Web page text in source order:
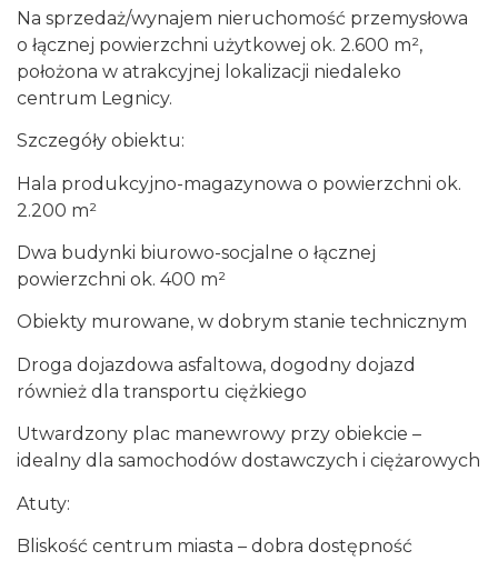
Na sprzedaż/wynajem nieruchomość przemysłowa
o łącznej powierzchni użytkowej ok. 2.600 m²,
położona w atrakcyjnej lokalizacji niedaleko
centrum Legnicy.
Szczegóły obiektu:
Hala produkcyjno-magazynowa o powierzchni ok.
2.200 m²
Dwa budynki biurowo-socjalne o łącznej
powierzchni ok. 400 m²
Obiekty murowane, w dobrym stanie technicznym
Droga dojazdowa asfaltowa, dogodny dojazd
również dla transportu ciężkiego
Utwardzony plac manewrowy przy obiekcie –
idealny dla samochodów dostawczych i ciężarowych
Atuty:
Bliskość centrum miasta – dobra dostępność